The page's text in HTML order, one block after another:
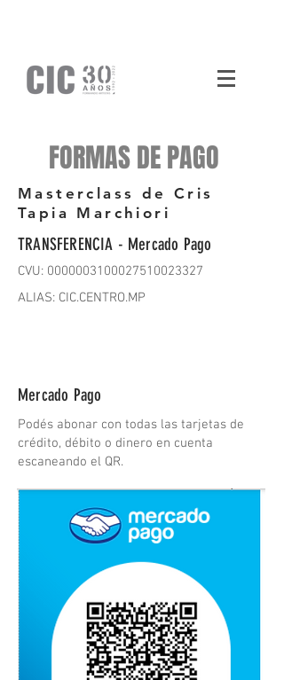
FORMAS DE PAGO
Masterclass de Cris
Tapia Marchiori
TRANSFERENCIA - Mercado Pago
CVU: 0000003100027510023327
ALIAS: CIC.CENTRO.MP
Mercado Pago
Podés abonar con todas las tarjetas de
crédito, débito o dinero en cuenta
escaneando el QR.